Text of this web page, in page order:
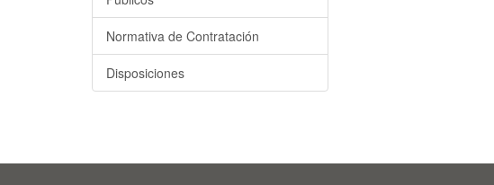
Normativa de Contratación
Disposiciones